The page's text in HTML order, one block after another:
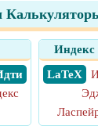
Индекс
​ LaTeX